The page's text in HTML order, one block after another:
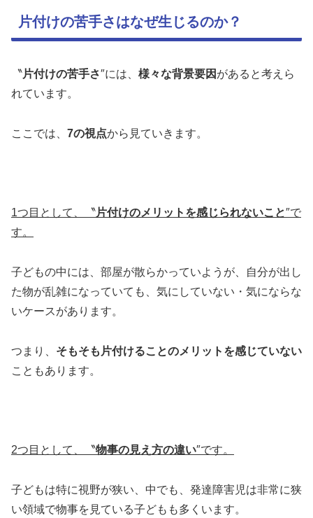
片付けの苦手さはなぜ生じるのか？
〝片付けの苦手さ″には、 様々な背景要因 があると考えら
れています。
ここでは、 7の視点から見ていきます。
1つ目として、〝片付けのメリットを感じられないこと″で
す。
子どもの中には、部屋が散らかっていようが、自分が出し
た物が乱雑になっていても、気にしていない・気にならな
いケースがあります。
つまり、 そもそも片付けることのメリットを感じていない
こともあります。
2つ目として、〝物事の見え方の違い″です。
子どもは特に視野が狭い、中でも、発達障害児は非常に狭
い領域で物事を見ている子どもも多くいます。